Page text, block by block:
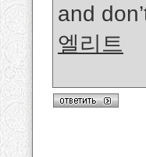
and
엘리트